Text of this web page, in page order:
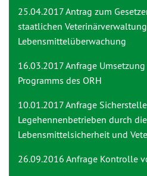
25.04.2017 Antrag zum
staatlichen
Lebensmittelüberwachung
16.03.2017 Anfrage
Programms des ORH
10.01.2017 Anfrage
Legehennenbetrieben durch
Lebensmittelsicherheit und
26.09.2016 Anfrage Kontrolle